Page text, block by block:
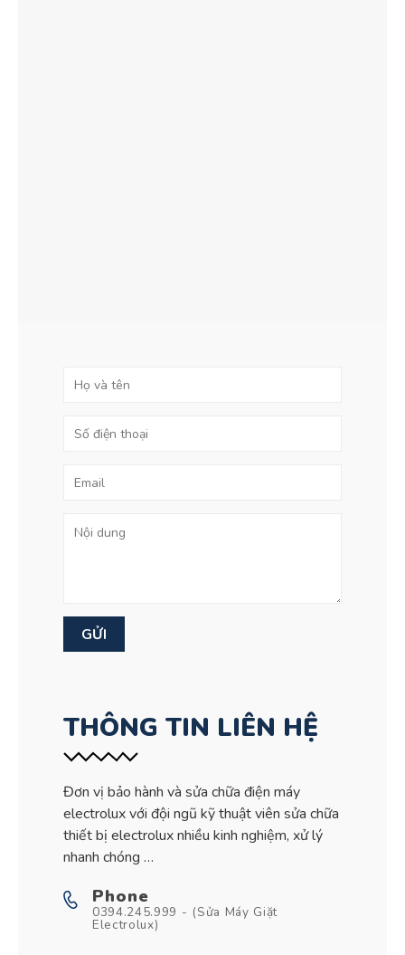
THÔNG TIN LIÊN HỆ
Đơn vị bảo hành và sửa chữa điện máy
electrolux với đội ngũ kỹ thuật viên sửa chữa
thiết bị electrolux nhiều kinh nghiệm, xử lý
nhanh chóng …
Phone
0394.245.999 - (Sửa Máy Giặt
Electrolux)